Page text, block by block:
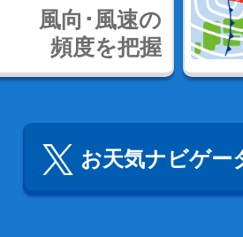
風向･風速の
頻度を把握
お天気ナビゲー